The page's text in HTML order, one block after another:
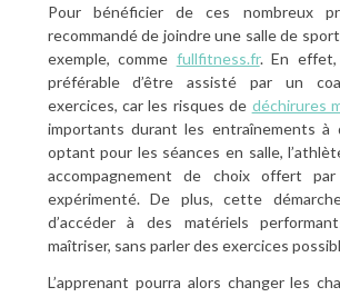
Pour bénéficier de ces nombreux
recommandé de joindre une salle de
exemple, comme fullfitness.fr. En
préférable d’être assisté par un
exercices, car les risques de déchirures
importants durant les entraînements à
optant pour les séances en salle,
accompagnement de choix offert
expérimenté. De plus, cette
d’accéder à des matériels
maîtriser, sans parler des exercices
L’apprenant pourra alors changer les